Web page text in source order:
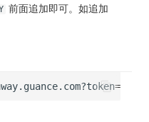
前面追加即可。如追加
=